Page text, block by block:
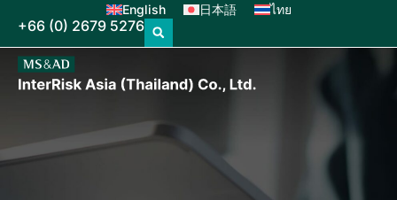
English 日本語 ไทย
+66 (0) 2679 5276